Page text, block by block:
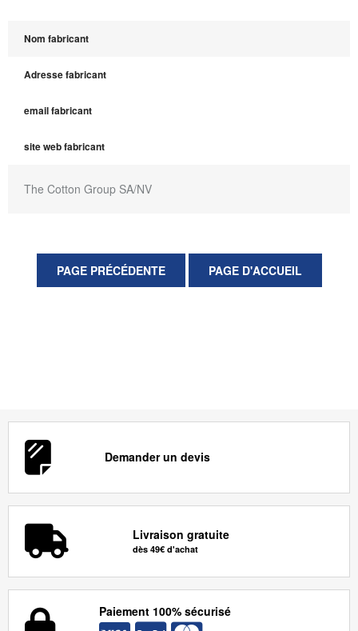
Nom fabricant
Adresse fabricant
email fabricant
site web fabricant
The Cotton Group SA/NV
Demander un devis
Livraison gratuite
dès 49€ d'achat
Paiement 100% sécurisé